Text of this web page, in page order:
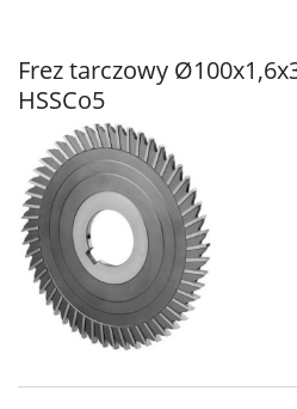
Frez tarczowy
HSSCo5